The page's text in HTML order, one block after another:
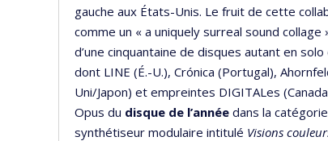
gauche aux États-Unis. Le fruit de cette
comme un « a uniquely surreal sound
d’une cinquantaine de disques autant en
dont LINE (É.-U.), Crónica (Portugal),
Uni/Japon) et empreintes DIGITALes
Opus du disque de l’année dans la
synthétiseur modulaire intitulé Visions